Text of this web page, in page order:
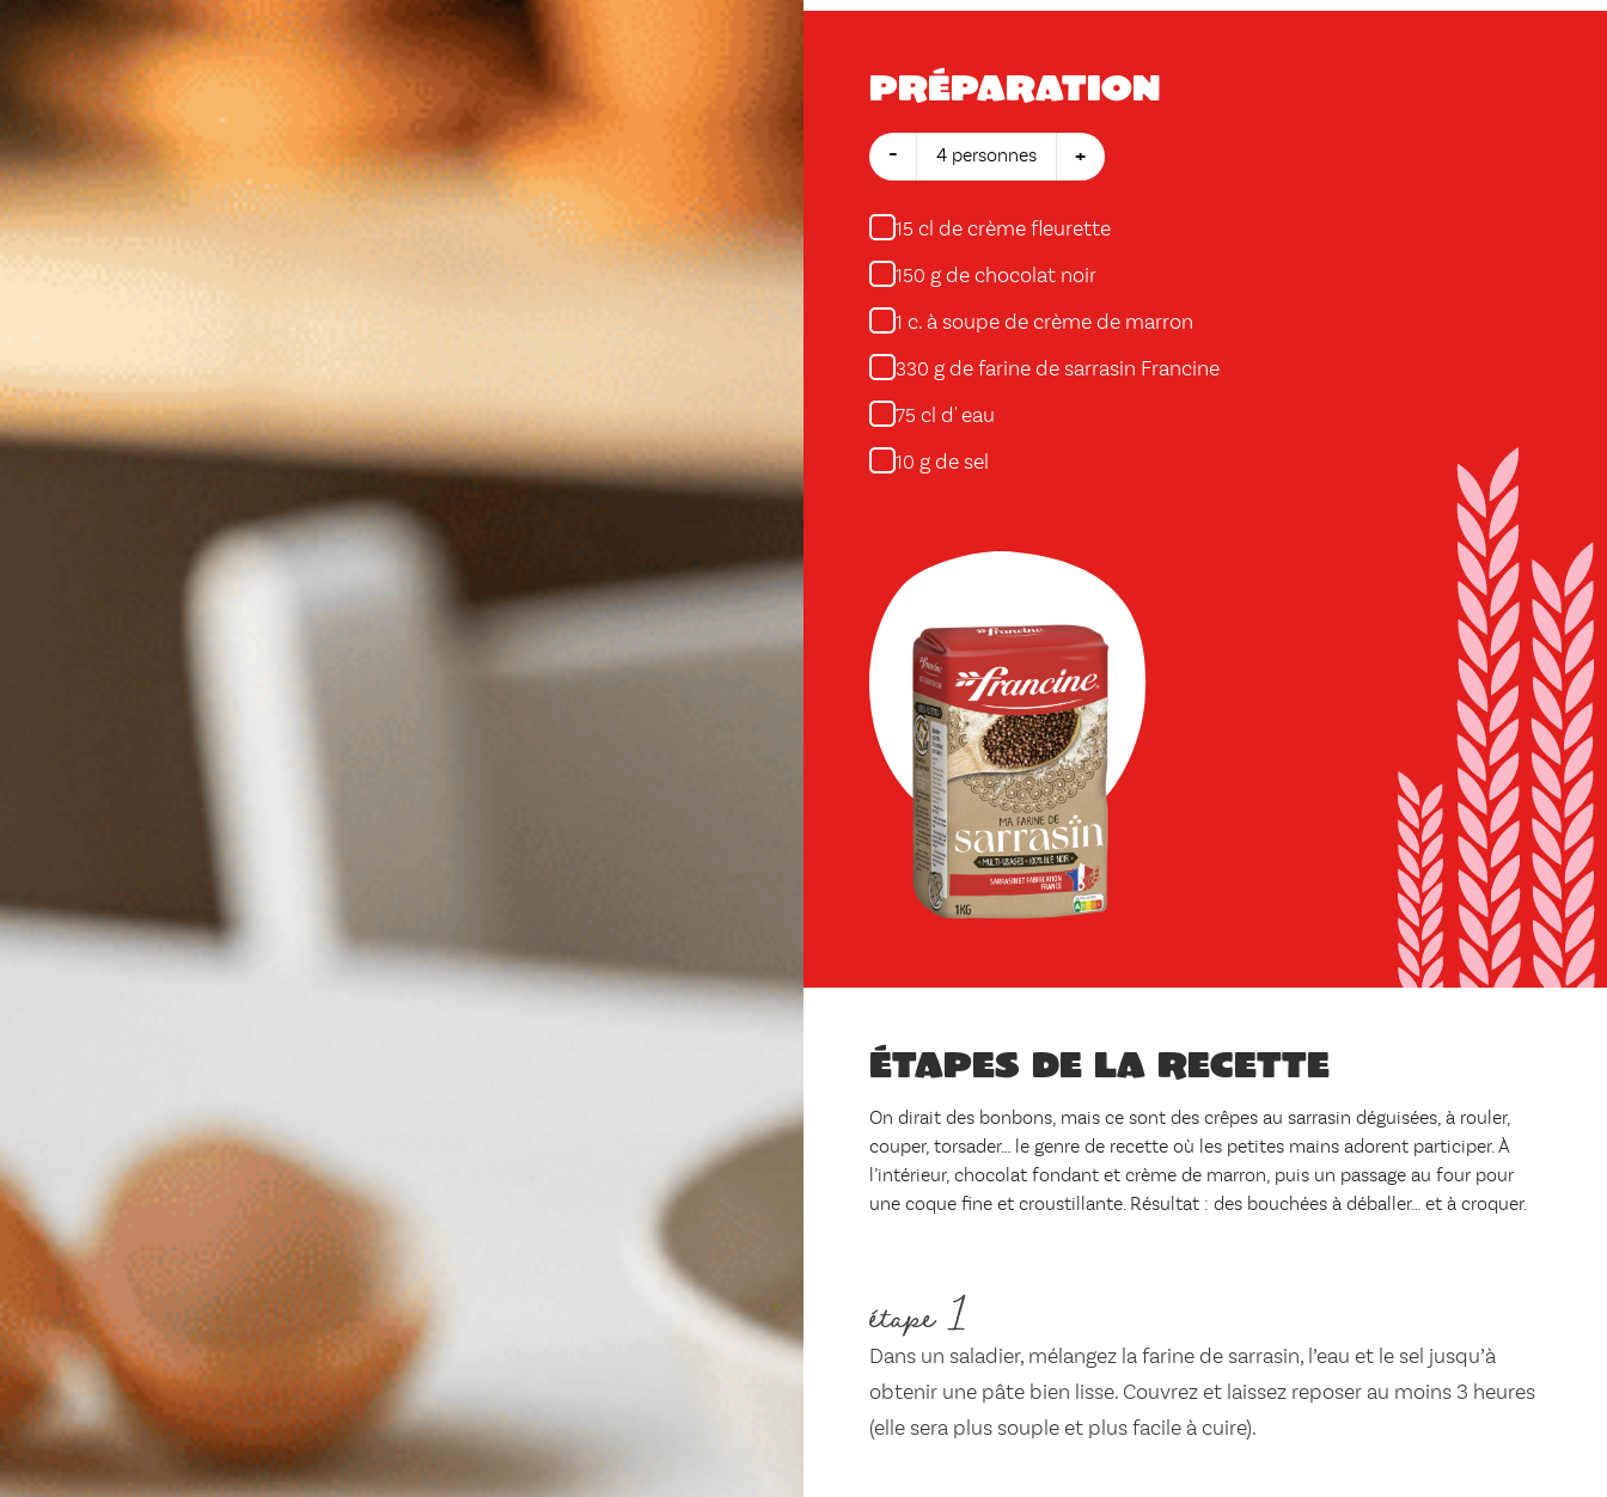
Préparation
- 4 personnes +
15 cl de crème fleurette
150 g de chocolat noir
1 c. à soupe de crème de marron
330 g de farine de sarrasin Francine
75 cl d' eau
10 g de sel
Étapes de la recette
On dirait des bonbons, mais ce sont des crêpes au sarrasin déguisées, à rouler,
couper, torsader… le genre de recette où les petites mains adorent participer. À
l’intérieur, chocolat fondant et crème de marron, puis un passage au four pour
une coque fine et croustillante. Résultat : des bouchées à déballer… et à croquer.
étape 1
Dans un saladier, mélangez la farine de sarrasin, l’eau et le sel jusqu’à
obtenir une pâte bien lisse. Couvrez et laissez reposer au moins 3 heures
(elle sera plus souple et plus facile à cuire).